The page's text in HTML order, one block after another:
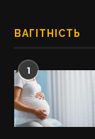
ВАГІТНІСТЬ
1